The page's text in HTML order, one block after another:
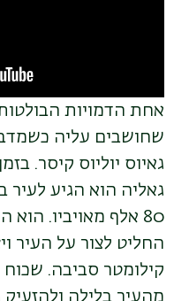
אחת הדמויות
שחושבים עליה
גאיוס יוליוס קיסר.
גאליה הוא הגיע
80 אלף מאויביו.
קילומטר סביבה.
מהעיר בלילה ולהזעיק